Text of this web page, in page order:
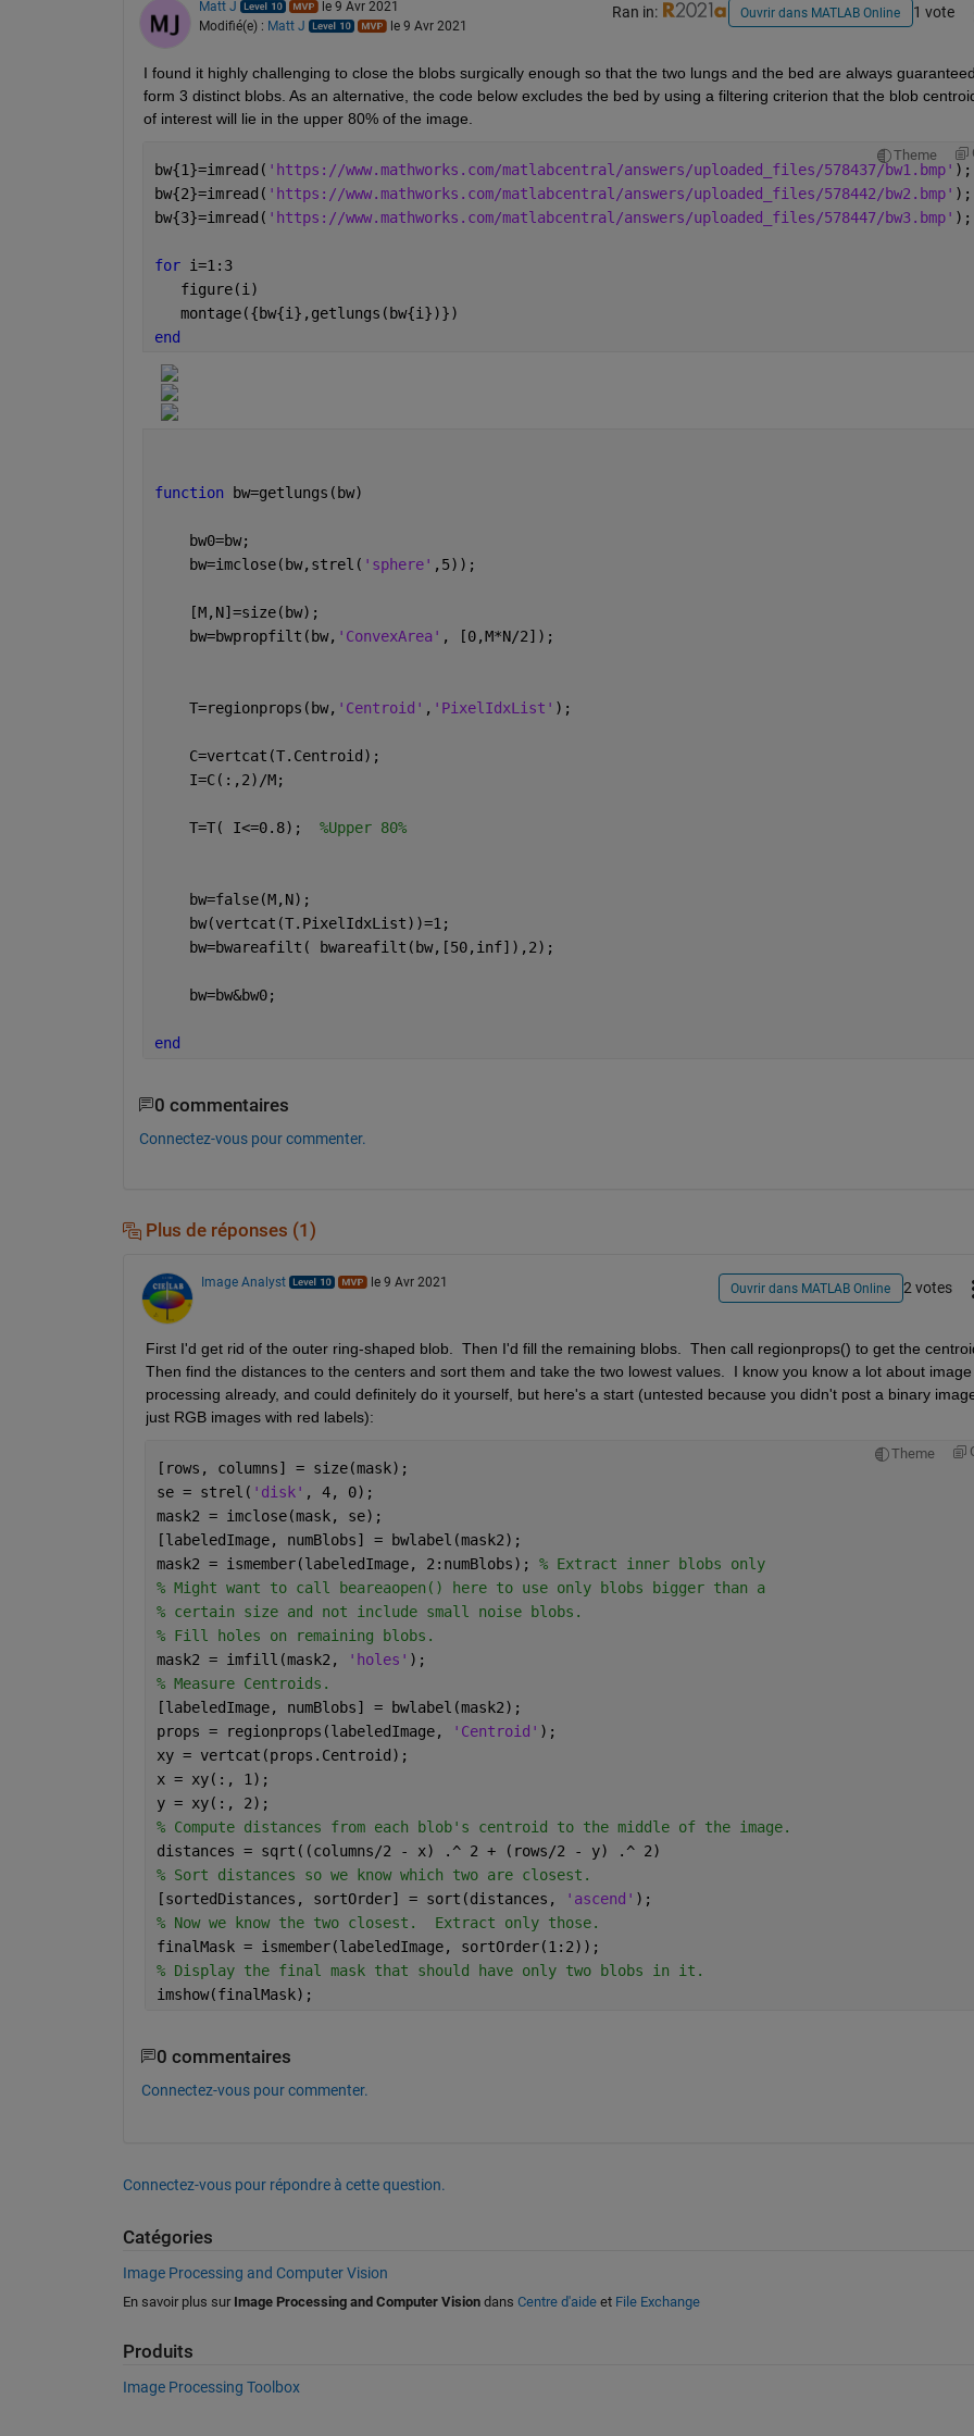
Matt J
le 9 Avr 2021
Modifié(e) : Matt J le 9 Avr 2021
Ran in: Ouvrir dans MATLAB Online 1 vote
I found it highly challenging to close the blobs surgically enough so that the two lungs and the bed are always
form 3 distinct blobs. As an alternative, the code below excludes the bed by using a filtering criterion that the blob
of interest will lie in the upper 80% of the image.
Theme
bw{1}=imread( 'https://www.mathworks.com/matlabcentral/answers/uploaded_files/578437/bw1.bmp' );
bw{2}=imread( 'https://www.mathworks.com/matlabcentral/answers/uploaded_files/578442/bw2.bmp' );
bw{3}=imread( 'https://www.mathworks.com/matlabcentral/answers/uploaded_files/578447/bw3.bmp' );
for i=1:3
   figure(i)
   montage({bw{i},getlungs(bw{i})})
end
function bw=getlungs(bw)
    bw0=bw;
    bw=imclose(bw,strel(
'sphere' ,5));
    [M,N]=size(bw);
    bw=bwpropfilt(bw,
'ConvexArea' , [0,M*N/2]);
    T=regionprops(bw,
'Centroid' , 'PixelIdxList' );
    C=vertcat(T.Centroid);
    I=C(:,2)/M;
    T=T( I<=0.8);
%Upper 80%
    bw=false(M,N);
    bw(vertcat(T.PixelIdxList))=1;
    bw=bwareafilt( bwareafilt(bw,[50,inf]),2);
    bw=bw&bw0;
end
0 commentaires
Connectez-vous pour commenter.
Plus de réponses (1)
Image Analyst le 9 Avr 2021 Ouvrir dans MATLAB Online 2 votes
First I'd get rid of the outer ring-shaped blob.  Then I'd fill the remaining blobs.  Then call regionprops() to get the
Then find the distances to the centers and sort them and take the two lowest values.  I know you know a lot about image
processing already, and could definitely do it yourself, but here's a start (untested because you didn't post a binary
just RGB images with red labels):
Theme
[rows, columns] = size(mask);
se = strel( 'disk' , 4, 0);
mask2 = imclose(mask, se);
[labeledImage, numBlobs] = bwlabel(mask2);
mask2 = ismember(labeledImage, 2:numBlobs); % Extract inner blobs only
% Might want to call beareaopen() here to use only blobs bigger than a
% certain size and not include small noise blobs.
% Fill holes on remaining blobs.
mask2 = imfill(mask2,
'holes' );
% Measure Centroids.
[labeledImage, numBlobs] = bwlabel(mask2);
props = regionprops(labeledImage,
'Centroid' );
xy = vertcat(props.Centroid);
x = xy(:, 1);
y = xy(:, 2);
% Compute distances from each blob's centroid to the middle of the image.
distances = sqrt((columns/2 - x) .^ 2 + (rows/2 - y) .^ 2)
% Sort distances so we know which two are closest.
[sortedDistances, sortOrder] = sort(distances,
'ascend' );
% Now we know the two closest.  Extract only those.
finalMask = ismember(labeledImage, sortOrder(1:2));
% Display the final mask that should have only two blobs in it.
imshow(finalMask);
0 commentaires
Connectez-vous pour commenter.
Connectez-vous pour répondre à cette question.
Catégories
Image Processing and Computer Vision
En savoir plus sur Image Processing and Computer Visiondans Centre d'aideet File Exchange
Produits
Image Processing Toolbox